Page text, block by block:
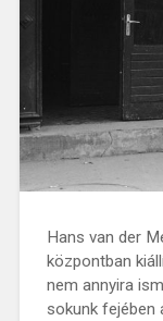
Hans van der
központban
nem annyira
sokunk